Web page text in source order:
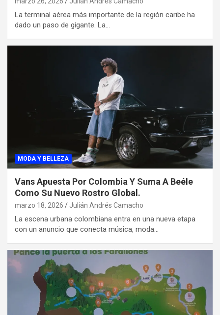
La terminal aérea más importante de la región caribe ha
dado un paso de gigante. La…
MODA Y BELLEZA
Vans Apuesta Por Colombia Y Suma A Beéle
Como Su Nuevo Rostro Global.
marzo 18, 2026 Julián Andrés Camacho
La escena urbana colombiana entra en una nueva etapa
con un anuncio que conecta música, moda…